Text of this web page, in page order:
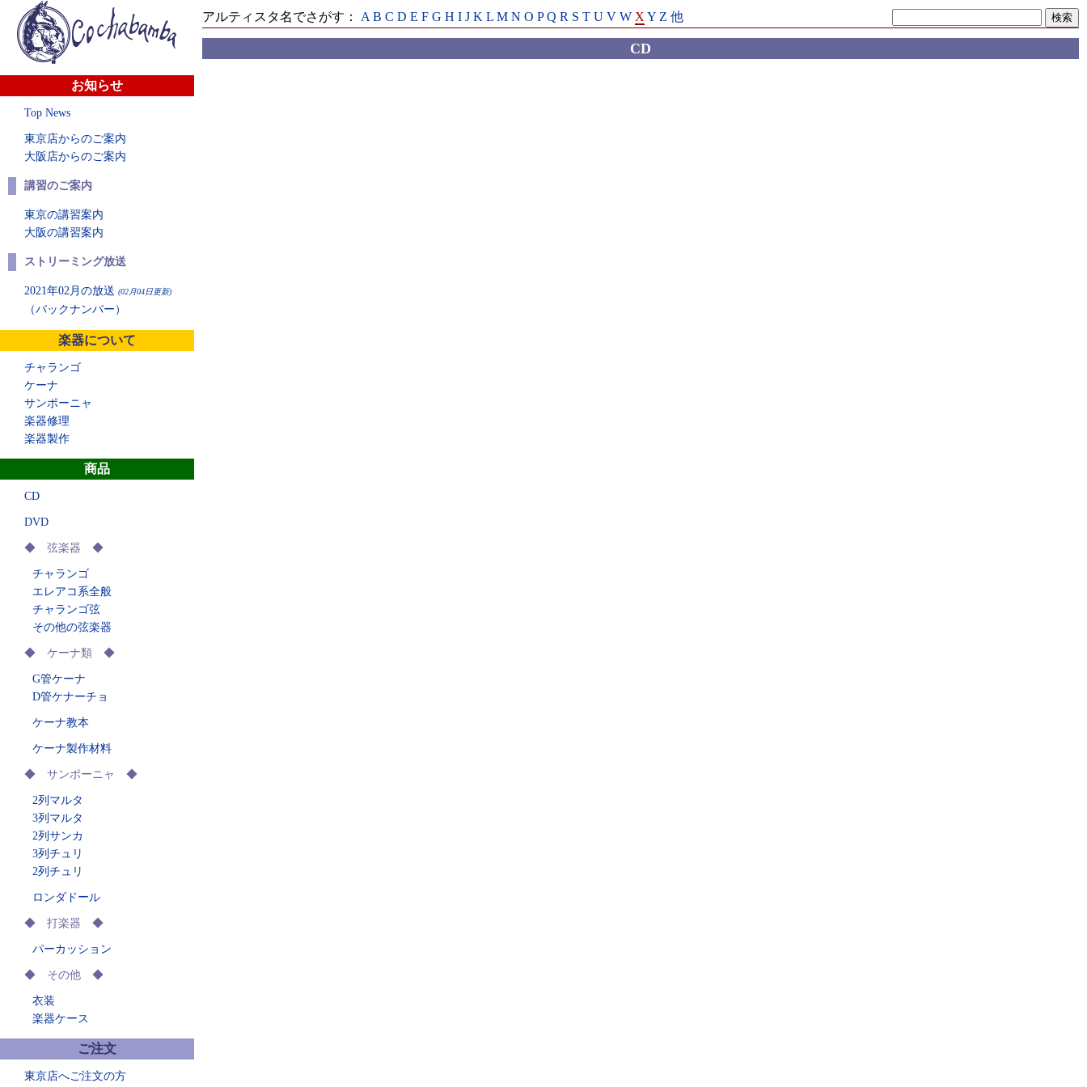
お知らせ
Top News
東京店からのご案内
大阪店からのご案内
講習のご案内
東京の講習案内
大阪の講習案内
ストリーミング放送
2021年02月の放送 (02月04日更新)
（バックナンバー）
楽器について
チャランゴ
ケーナ
サンポーニャ
楽器修理
楽器製作
商品
CD
DVD
◆ 弦楽器 ◆
チャランゴ
エレアコ系全般
チャランゴ弦
その他の弦楽器
◆ ケーナ類 ◆
G管ケーナ
D管ケナーチョ
ケーナ教本
ケーナ製作材料
◆ サンポーニャ ◆
2列マルタ
3列マルタ
2列サンカ
3列チュリ
2列チュリ
ロンダドール
◆ 打楽器 ◆
パーカッション
◆ その他 ◆
衣装
楽器ケース
ご注文
東京店へご注文の方
アルティスタ名でさがす： A B C D E F G H I J K L M N O P Q R S T U V W X Y Z 他
CD